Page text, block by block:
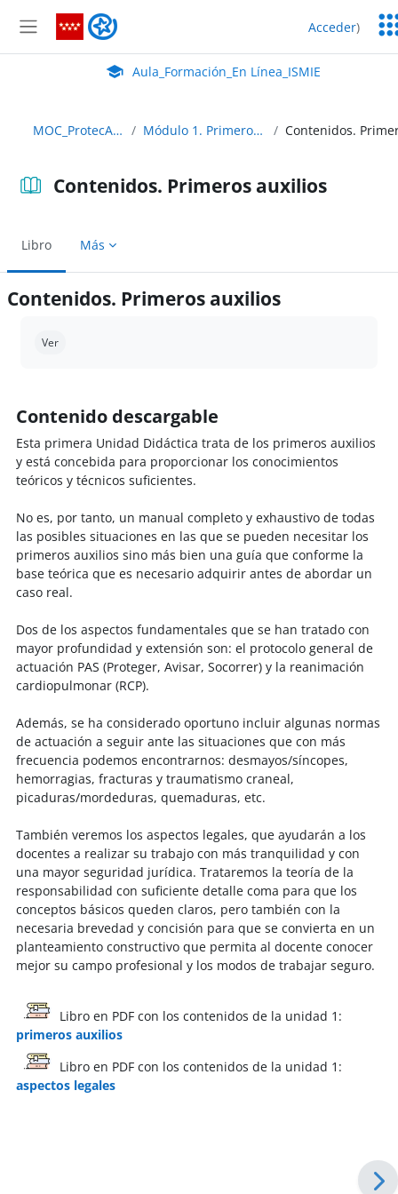
Panel lateral
Aula_Formación_En Línea_ISMIE Acceder)
Aula Virtual de EducaMadrid:
Aula_Formación_En Línea_ISMIE
MOC_ProtecAuxil_23 Módulo 1. Primeros auxilios
Contenidos. Primeros auxilios
Libro Más
Contenidos. Primeros auxilios
Ver
Contenido descargable
Esta primera Unidad Didáctica trata de los primeros auxilios
y está concebida para proporcionar los conocimientos
teóricos y técnicos suficientes.
No es, por tanto, un manual completo y exhaustivo de todas
las posibles situaciones en las que se pueden necesitar los
primeros auxilios sino más bien una guía que conforme la
base teórica que es necesario adquirir antes de abordar un
caso real.
Dos de los aspectos fundamentales que se han tratado con
mayor profundidad y extensión son: el protocolo general de
actuación PAS (Proteger, Avisar, Socorrer) y la reanimación
cardiopulmonar (RCP).
Además, se ha considerado oportuno incluir algunas normas
de actuación a seguir ante las situaciones que con más
frecuencia podemos encontrarnos: desmayos/síncopes,
hemorragias, fracturas y traumatismo craneal,
picaduras/mordeduras, quemaduras, etc.
También veremos los aspectos legales, que ayudarán a los
docentes a realizar su trabajo con más tranquilidad y con
una mayor seguridad jurídica. Trataremos la teoría de la
responsabilidad con suficiente detalle coma para que los
conceptos básicos queden claros, pero también con la
necesaria brevedad y concisión para que se convierta en un
planteamiento constructivo que permita al docente conocer
mejor su campo profesional y los modos de trabajar seguro.
Libro en PDF con los contenidos de la unidad 1:
primeros auxilios
Libro en PDF con los contenidos de la unidad 1:
aspectos legales